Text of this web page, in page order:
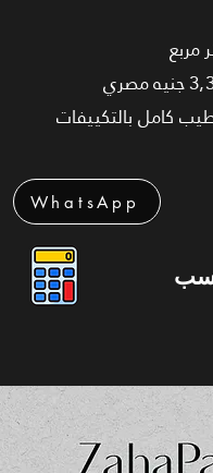
كامل بالتكييفات
WhatsApp